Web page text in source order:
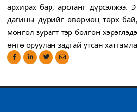
архирах бар, арсланг дүрсэлжээ.
дагины дүрийг өвөрмөц төрх
монгол зурагт тэр болгон
өнгө оруулан задгай утсан